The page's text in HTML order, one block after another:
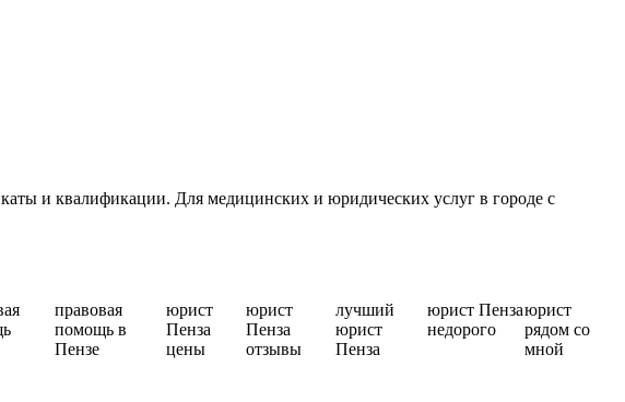
и квалификации. Для медицинских и юридических услуг в городе с
правовая
помощь в
Пензе
юрист
Пенза
цены
юрист
Пенза
отзывы
лучший
юрист
Пенза
юрист Пенза
недорого
юрист
рядом со
мной